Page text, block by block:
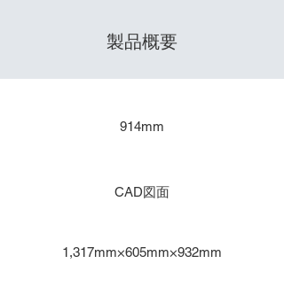
製品概要
914mm
CAD図面
1,317mm×605mm×932mm